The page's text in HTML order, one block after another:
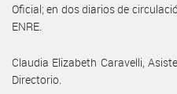
Oficial; en dos diarios de
ENRE.
Claudia Elizabeth Caravelli,
Directorio.